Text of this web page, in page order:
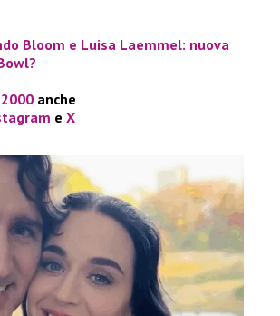
Bloom e Luisa Laemmel: nuova
anche
e X